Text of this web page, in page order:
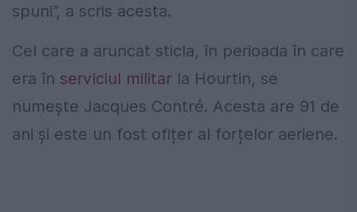
spun!”, a scris acesta.
Cel care a aruncat sticla, în perioada în care
era în serviciul militar la Hourtin, se
numește Jacques Contré. Acesta are 91 de
ani și este un fost ofițer al forțelor aeriene.